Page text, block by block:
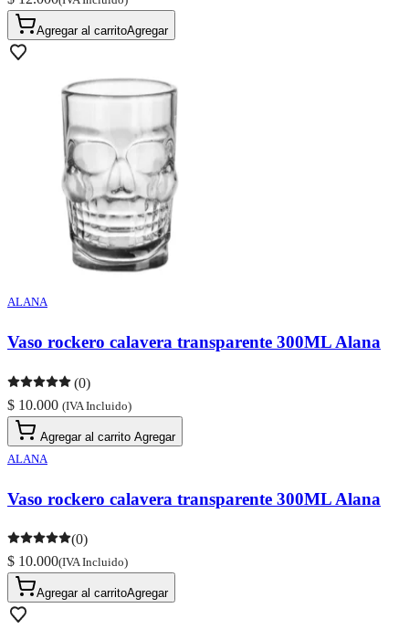
Agregar al carritoAgregar
ALANA
Vaso rockero calavera transparente 300ML Alana
(0)
$ 10.000 (IVA Incluido)
Agregar al carrito Agregar
ALANA
Vaso rockero calavera transparente 300ML Alana
(0)
$ 10.000(IVA Incluido)
Agregar al carritoAgregar